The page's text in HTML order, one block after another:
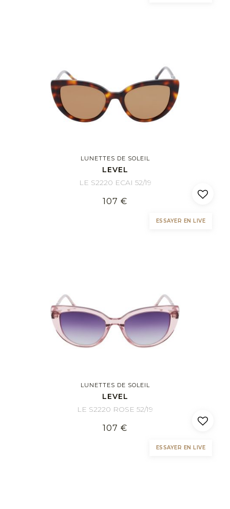
LUNETTES DE SOLEIL
LEVEL
LE S2220 ECAI 52/19
107 €
ESSAYER EN LIVE
LUNETTES DE SOLEIL
LEVEL
LE S2220 ROSE 52/19
107 €
ESSAYER EN LIVE